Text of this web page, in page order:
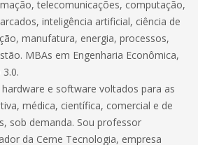
telecomunicações, computação,
inteligência artificial, ciência de
manufatura, energia, processos,
MBAs em Engenharia Econômica,
e software voltados para as
médica, científica, comercial e de
sob demanda. Sou professor
da Cerne Tecnologia, empresa